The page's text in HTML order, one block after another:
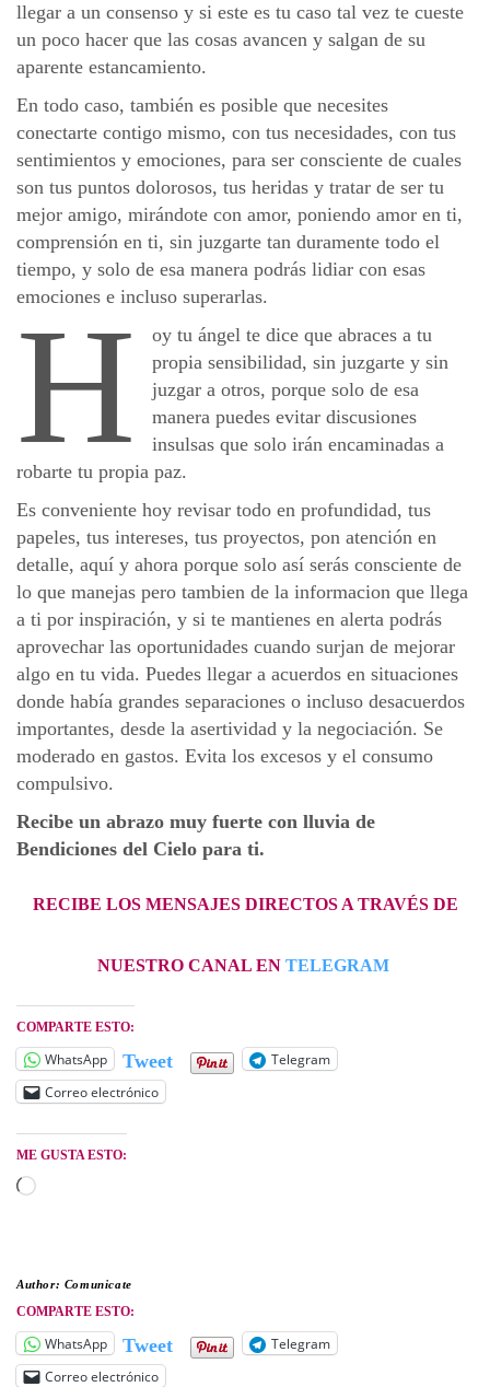
llegar a un consenso y si este es tu caso tal vez te cueste
un poco hacer que las cosas avancen y salgan de su
aparente estancamiento.
En todo caso, también es posible que necesites
conectarte contigo mismo, con tus necesidades, con tus
sentimientos y emociones, para ser consciente de cuales
son tus puntos dolorosos, tus heridas y tratar de ser tu
mejor amigo, mirándote con amor, poniendo amor en ti,
comprensión en ti, sin juzgarte tan duramente todo el
tiempo, y solo de esa manera podrás lidiar con esas
emociones e incluso superarlas.
H
oy tu ángel te dice que abraces a tu
propia sensibilidad, sin juzgarte y sin
juzgar a otros, porque solo de esa
manera puedes evitar discusiones
insulsas que solo irán encaminadas a
robarte tu propia paz.
Es conveniente hoy revisar todo en profundidad, tus
papeles, tus intereses, tus proyectos, pon atención en
detalle, aquí y ahora porque solo así serás consciente de
lo que manejas pero tambien de la informacion que llega
a ti por inspiración, y si te mantienes en alerta podrás
aprovechar las oportunidades cuando surjan de mejorar
algo en tu vida. Puedes llegar a acuerdos en situaciones
donde había grandes separaciones o incluso desacuerdos
importantes, desde la asertividad y la negociación. Se
moderado en gastos. Evita los excesos y el consumo
compulsivo.
Recibe un abrazo muy fuerte con lluvia de
Bendiciones del Cielo para ti.
RECIBE LOS MENSAJES DIRECTOS A TRAVÉS DE
NUESTRO CANAL EN TELEGRAM
COMPARTE ESTO:
WhatsApp Tweet
Telegram
Correo electrónico
ME GUSTA ESTO:
Cargando...
Author: Comunicate
COMPARTE ESTO:
WhatsApp Tweet
Telegram
Correo electrónico